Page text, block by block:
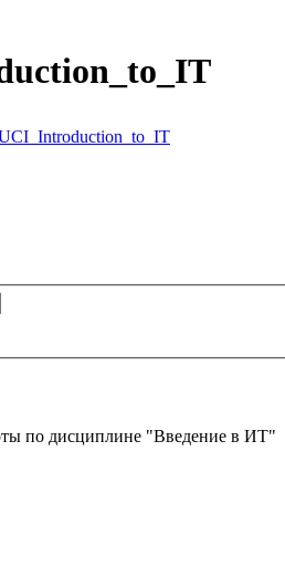
по дисциплине "Введение в ИТ"